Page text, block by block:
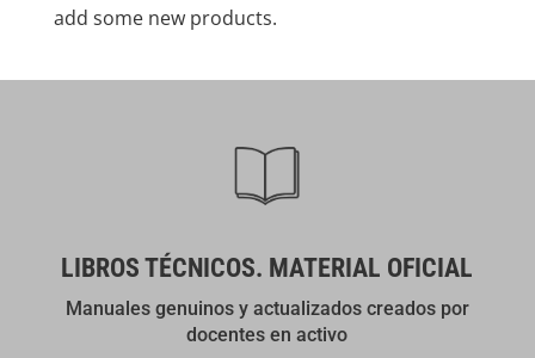
add some new products.
LIBROS TÉCNICOS. MATERIAL OFICIAL
Manuales genuinos y actualizados creados por
docentes en activo